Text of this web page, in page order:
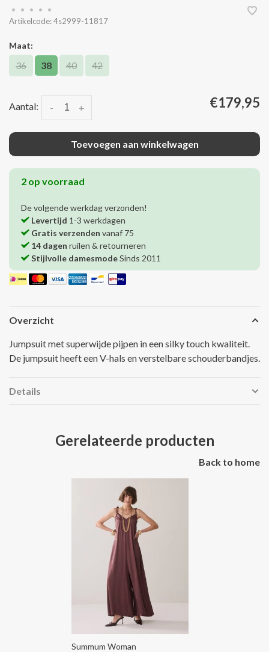
• • • •
•
Artikelcode:4s2999-11817
Maat:
36 38 40 42
Aantal: +
- €179,95
Toevoegen aan winkelwagen
2 op voorraad
De volgende werkdag verzonden!
Levertijd 1-3 werkdagen
Gratis verzenden vanaf 75
14 dagen ruilen & retourneren
Stijlvolle damesmodeSinds 2011
Overzicht
Jumpsuit met superwijde pijpen in een silky touch kwaliteit.
De jumpsuit heeft een V-hals en verstelbare schouderbandjes.
Details
Gerelateerde producten
Back to home
Summum Woman